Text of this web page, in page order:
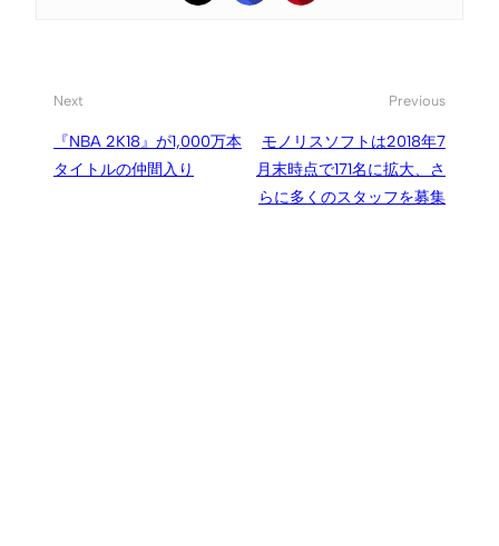
Next
『NBA 2K18』が1,000万本
タイトルの仲間入り
Previous
モノリスソフトは2018年7
月末時点で171名に拡大、さ
らに多くのスタッフを募集